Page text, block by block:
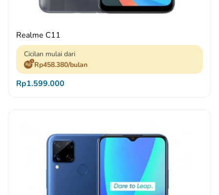
Realme C11
Cicilan mulai dari
Rp458.380/bulan
Rp1.599.000